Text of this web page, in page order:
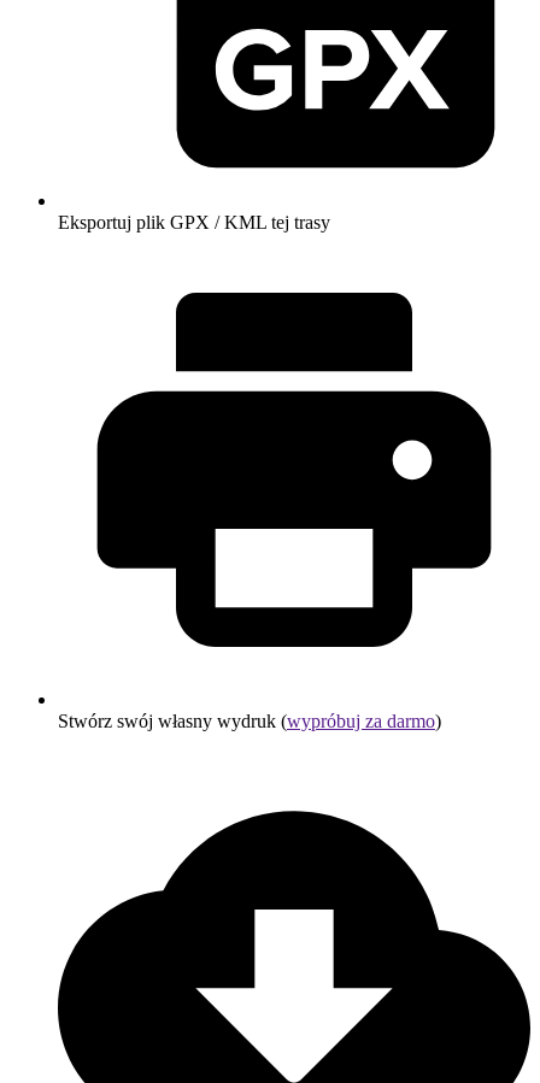
Eksportuj plik GPX / KML tej trasy
Stwórz swój własny wydruk (wypróbuj za darmo)